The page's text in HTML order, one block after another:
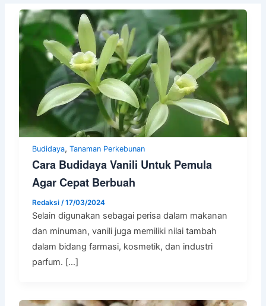
Budidaya,Tanaman Perkebunan
Cara Budidaya Vanili Untuk Pemula
Agar Cepat Berbuah
Redaksi /17/03/2024
Selain digunakan sebagai perisa dalam makanan
dan minuman, vanili juga memiliki nilai tambah
dalam bidang farmasi, kosmetik, dan industri
parfum. […]